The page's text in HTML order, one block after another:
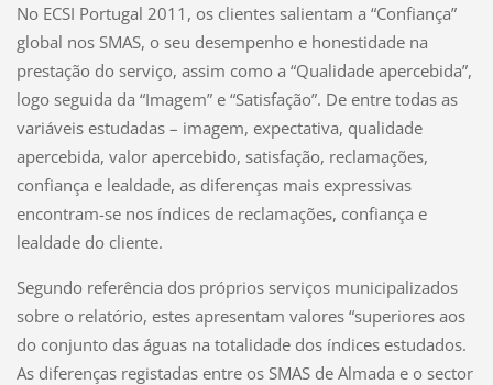
No ECSI Portugal 2011, os clientes salientam a “Confiança”
global nos SMAS, o seu desempenho e honestidade na
prestação do serviço, assim como a “Qualidade apercebida”,
logo seguida da “Imagem” e “Satisfação”. De entre todas as
variáveis estudadas – imagem, expectativa, qualidade
apercebida, valor apercebido, satisfação, reclamações,
confiança e lealdade, as diferenças mais expressivas
encontram-se nos índices de reclamações, confiança e
lealdade do cliente.
Segundo referência dos próprios serviços municipalizados
sobre o relatório, estes apresentam valores “superiores aos
do conjunto das águas na totalidade dos índices estudados.
As diferenças registadas entre os SMAS de Almada e o sector